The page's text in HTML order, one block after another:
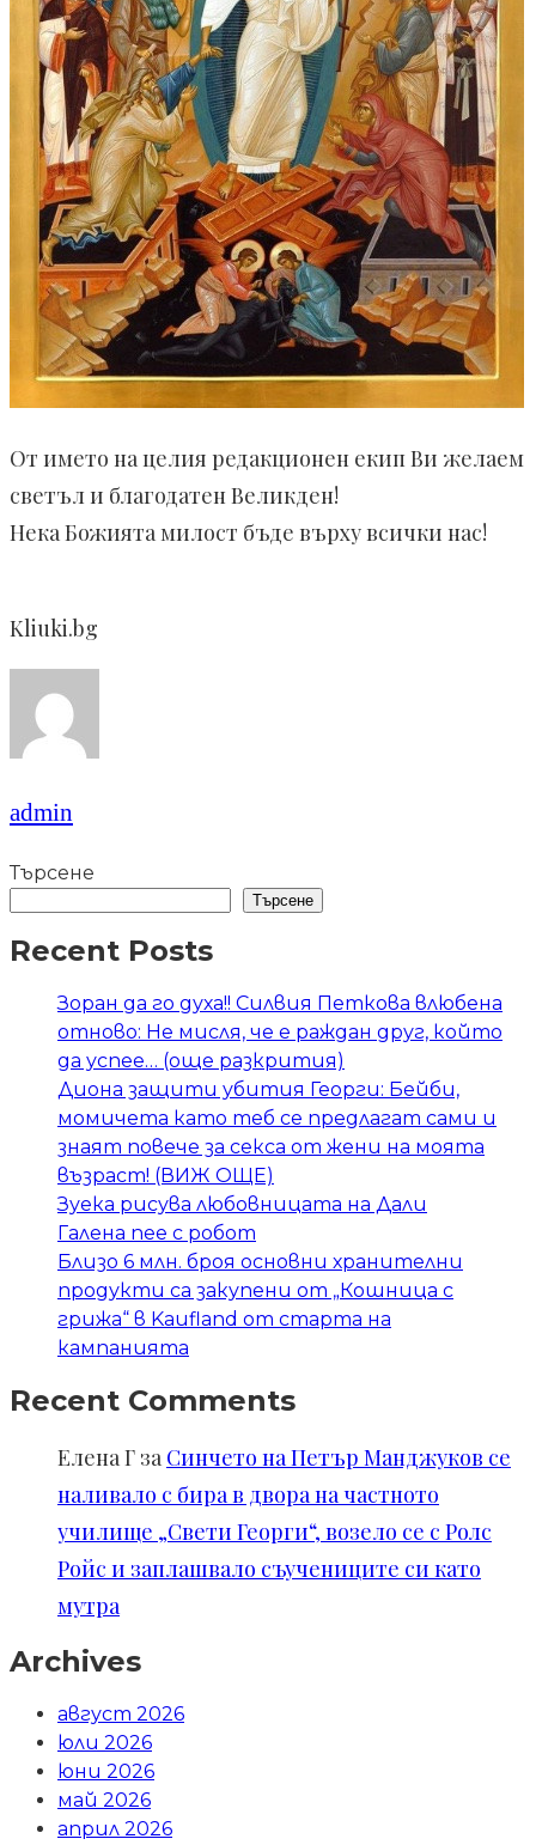
От името на целия редакционен екип Ви желаем
светъл и благодатен Великден!
Нека Божията милост бъде върху всички нас!
Kliuki.bg
admin
Търсене
Търсене
Recent Posts
Зоран да го духа!! Силвия Петкова влюбена
отново: Не мисля, че е раждан друг, който
да успее… (още разкрития)
Диона защити убития Георги: Бейби,
момичета като теб се предлагат сами и
знаят повече за секса от жени на моята
възраст! (ВИЖ ОЩЕ)
Зуека рисува любовницата на Дали
Галена пее с робот
Близо 6 млн. броя основни хранителни
продукти са закупени от „Кошница с
грижа“ в Kaufland от старта на
кампанията
Recent Comments
Елена Г за Синчето на Петър Манджуков се
наливало с бира в двора на частното
училище „Свети Георги“, возело се с Ролс
Ройс и заплашвало съучениците си като
мутра
Archives
август 2026
юли 2026
юни 2026
май 2026
април 2026